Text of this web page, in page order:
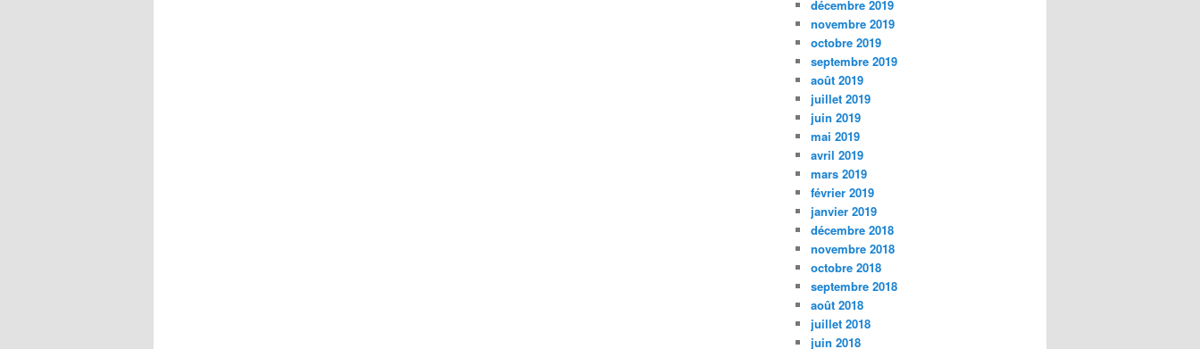
décembre 2019
novembre 2019
octobre 2019
septembre 2019
août 2019
juillet 2019
juin 2019
mai 2019
avril 2019
mars 2019
février 2019
janvier 2019
décembre 2018
novembre 2018
octobre 2018
septembre 2018
août 2018
juillet 2018
juin 2018